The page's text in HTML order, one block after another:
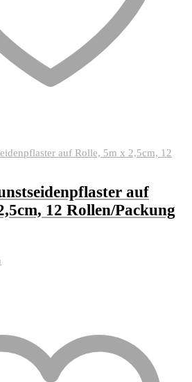
auf
12 Rollen/Packung